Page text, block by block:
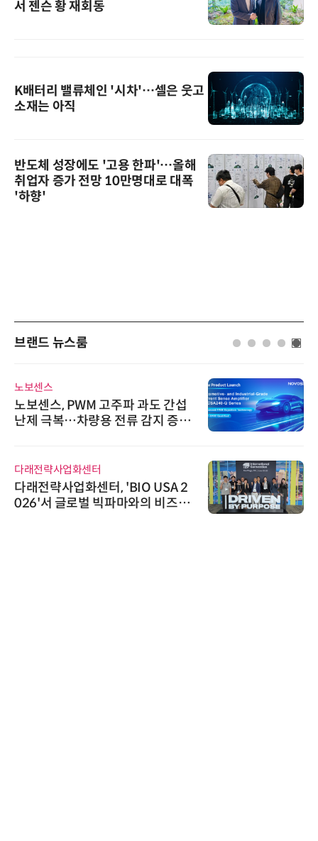
서 젠슨 황 재회동
K배터리 밸류체인 '시차'…셀은 웃고
소재는 아직
반도체 성장에도 '고용 한파'…올해
취업자 증가 전망 10만명대로 대폭
'하향'
브랜드 뉴스룸
노보센스
노보센스, PWM 고주파 과도 간섭
난제 극복…차량용 전류 감지 증폭
다래전략사업화센터
다래전략사업화센터, 'BIO USA 2
026'서 글로벌 빅파마와의 비즈니